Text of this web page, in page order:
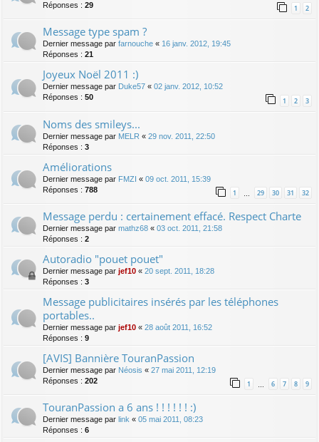
Réponses : 29 1 2
Message type spam ?
Dernier message par farnouche « 16 janv. 2012, 19:45
Réponses : 21
Joyeux Noël 2011 :)
Dernier message par Duke57 « 02 janv. 2012, 10:52
Réponses : 50 1 2 3
Noms des smileys...
Dernier message par MELR « 29 nov. 2011, 22:50
Réponses : 3
Améliorations
Dernier message par FMZI « 09 oct. 2011, 15:39
Réponses : 788 1 29 30 31 32
Message perdu : certainement effacé. Respect Charte
Dernier message par mathz68 « 03 oct. 2011, 21:58
Réponses : 2
Autoradio "pouet pouet"
Dernier message par jef10 « 20 sept. 2011, 18:28
Réponses : 3
Message publicitaires insérés par les téléphones
portables..
Dernier message par jef10 « 28 août 2011, 16:52
Réponses : 9
[AVIS] Bannière TouranPassion
Dernier message par Néosis « 27 mai 2011, 12:19
Réponses : 202 1 6 7 8 9
TouranPassion a 6 ans ! ! ! ! ! ! :)
Dernier message par link « 05 mai 2011, 08:23
Réponses : 6